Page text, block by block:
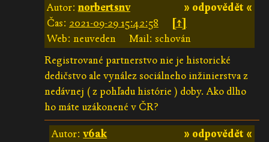
» odpovědět «
Autor:norbertsnv
Čas: 2021-09-29 15:42:58
[↑]
Web: neuveden
Mail: schován
Registrované partnerstvo nie je historické
dedičstvo ale vynález sociálneho inžinierstva z
nedávnej ( z pohľadu histórie ) doby. Ako dlho
ho máte uzákonené v ČR?
» odpovědět «
Autor:v6ak